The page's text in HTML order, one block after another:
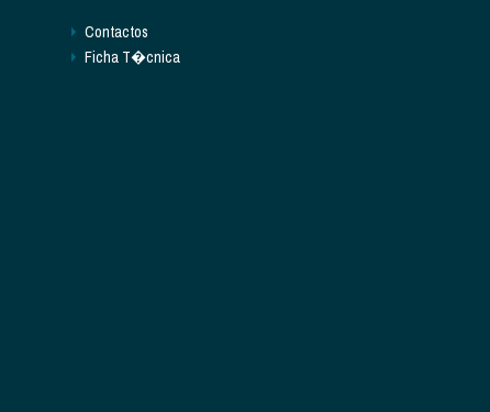
Contactos
Ficha T�cnica